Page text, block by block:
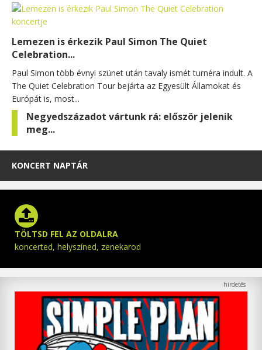
Lemezen is érkezik Paul Simon The Quiet
Celebration...
Paul Simon több évnyi szünet után tavaly ismét turnéra indult. A
The Quiet Celebration Tour bejárta az Egyesült Államokat és
Európát is, most...
Negyedszázadot vártunk rá: először jelenik
meg...
KONCERT NAPTÁR
TÖLTSD FEL AZ OLDALRA
koncerted, helyszíned, zenekarod